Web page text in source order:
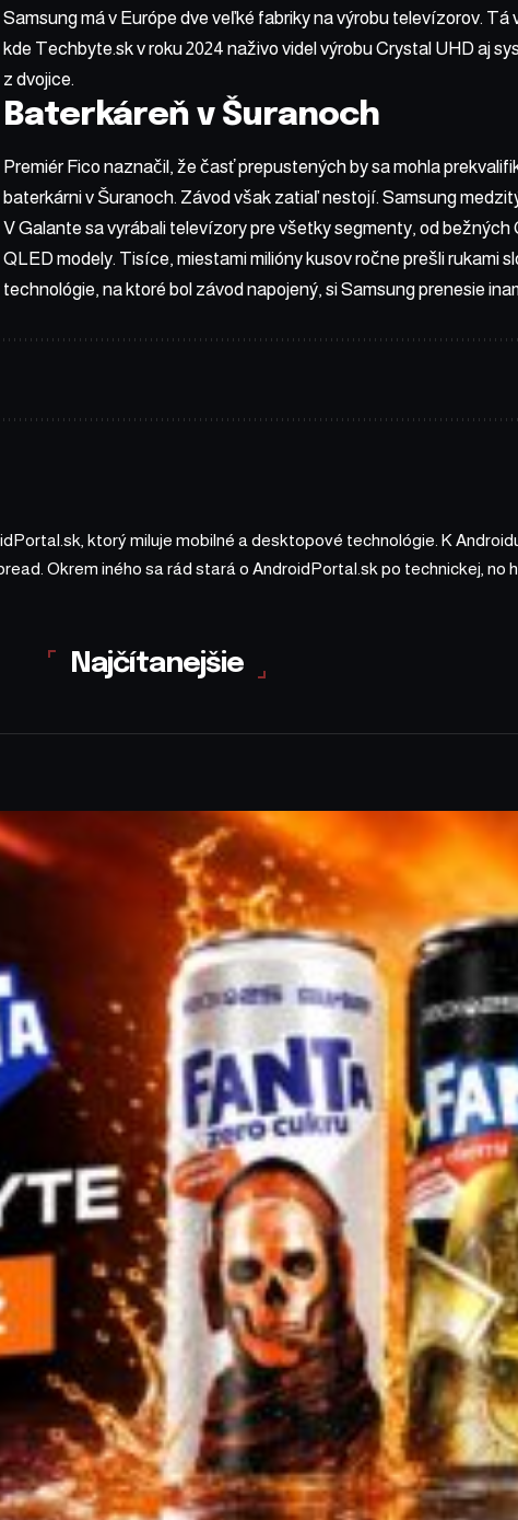
Samsung má v Európe dve veľké fabriky na výrobu televízorov.
kde Techbyte.sk v roku 2024 naživo videl výrobu Crystal UHD aj
z dvojice.
Baterkáreň v Šuranoch
Premiér Fico naznačil, že časť prepustených by sa mohla
baterkárni v Šuranoch. Závod však zatiaľ nestojí. Samsung
V Galante sa vyrábali televízory pre všetky segmenty, od
QLED modely. Tisíce, miestami milióny kusov ročne prešli rukami
technológie, na ktoré bol závod napojený, si Samsung prenesie
ktorý miluje mobilné a desktopové technológie. K
Okrem iného sa rád stará o AndroidPortal.sk po technickej,
Najčítanejšie